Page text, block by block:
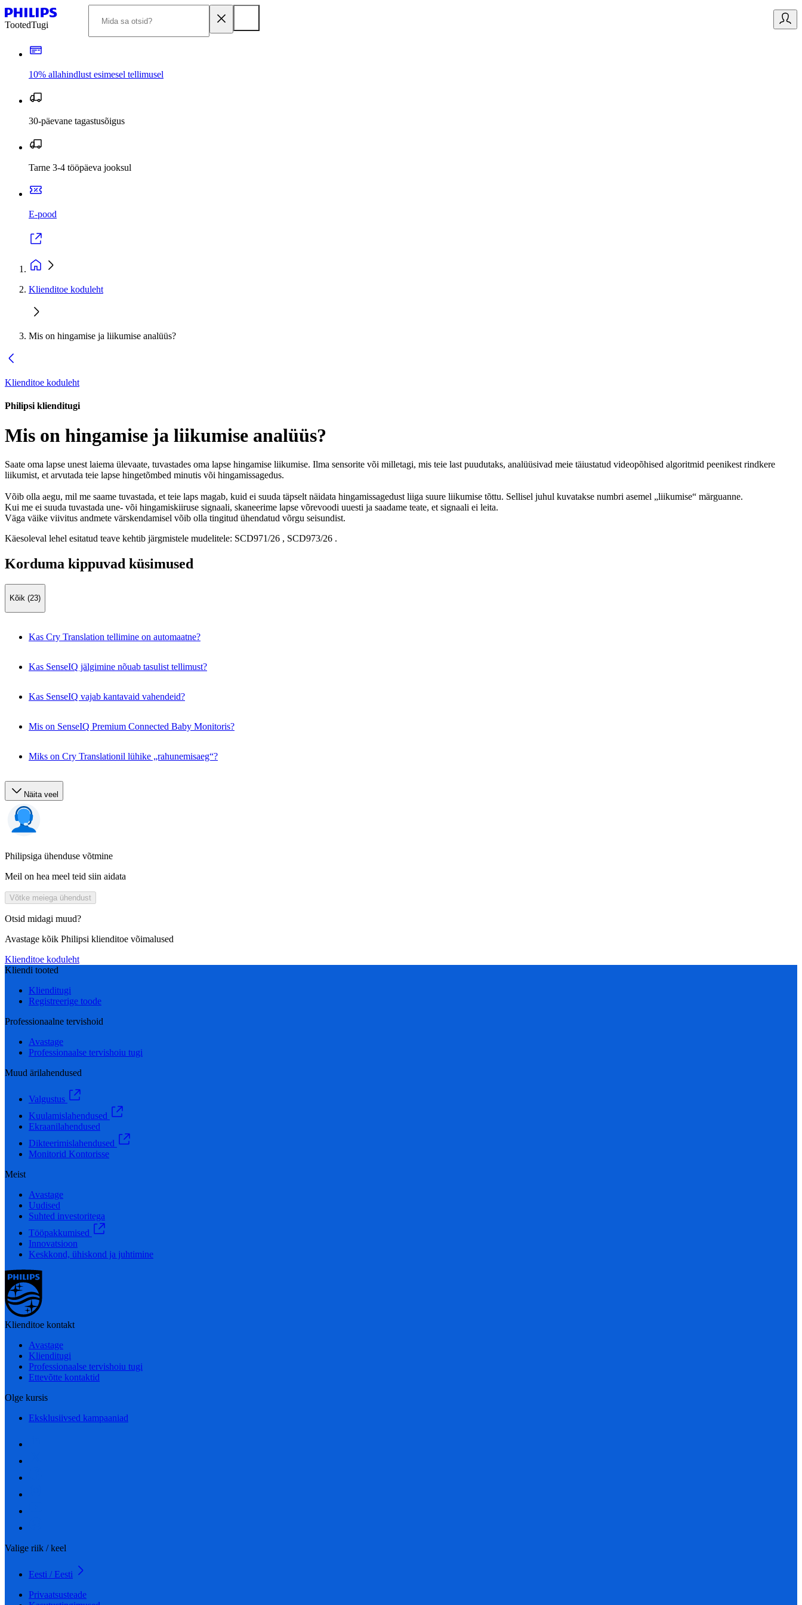
TootedTugi
10% allahindlust esimesel tellimusel
30-päevane tagastusõigus
Tarne 3-4 tööpäeva jooksul
E-pood
Klienditoe koduleht
Mis on hingamise ja liikumise analüüs?
Klienditoe koduleht
Philipsi klienditugi
Mis on hingamise ja liikumise analüüs?
Saate oma lapse unest laiema ülevaate, tuvastades oma lapse hingamise liikumise. Ilma sensorite või milletagi, mis teie last puudutaks, analüüsivad meie täiustatud videopõhised algoritmid peenikest rindkere
liikumist, et arvutada teie lapse hingetõmbed minutis või hingamissagedus.
Võib olla aegu, mil me saame tuvastada, et teie laps magab, kuid ei suuda täpselt näidata hingamissagedust liiga suure liikumise tõttu. Sellisel juhul kuvatakse numbri asemel „liikumise“ märguanne.
Kui me ei suuda tuvastada une- või hingamiskiiruse signaali, skaneerime lapse võrevoodi uuesti ja saadame teate, et signaali ei leita.
Väga väike viivitus andmete värskendamisel võib olla tingitud ühendatud võrgu seisundist.
Käesoleval lehel esitatud teave kehtib järgmistele mudelitele: SCD971/26 , SCD973/26 .
Korduma kippuvad küsimused
Kõik (23)
Kas Cry Translation tellimine on automaatne?
Kas SenseIQ jälgimine nõuab tasulist tellimust?
Kas SenseIQ vajab kantavaid vahendeid?
Mis on SenseIQ Premium Connected Baby Monitoris?
Miks on Cry Translationil lühike „rahunemisaeg“?
Näita veel
Philipsiga ühenduse võtmine
Meil on hea meel teid siin aidata
Võtke meiega ühendust
Otsid midagi muud?
Avastage kõik Philipsi klienditoe võimalused
Klienditoe koduleht
Kliendi tooted
Klienditugi
Registreerige toode
Professionaalne tervishoid
Avastage
Professionaalse tervishoiu tugi
Muud ärilahendused
Valgustus
Kuulamislahendused
Ekraanilahendused
Dikteerimislahendused
Monitorid Kontorisse
Meist
Avastage
Uudised
Suhted investoritega
Tööpakkumised
Innovatsioon
Keskkond, ühiskond ja juhtimine
Klienditoe kontakt
Avastage
Klienditugi
Professionaalse tervishoiu tugi
Ettevõtte kontaktid
Olge kursis
Eksklusiivsed kampaaniad
Valige riik / keel
Eesti / Eesti
Privaatsusteade